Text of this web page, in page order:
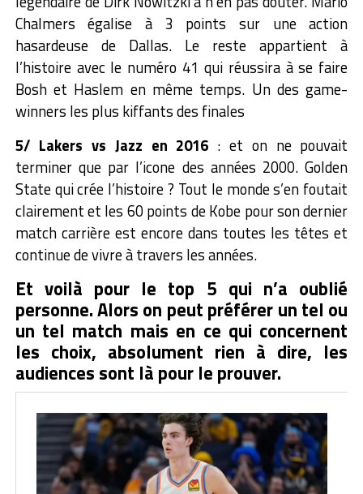
Chalmers égalise à 3 points sur une action
hasardeuse de Dallas. Le reste appartient à
l’histoire avec le numéro 41 qui réussira à se faire
Bosh et Haslem en même temps. Un des game-
winners les plus kiffants des finales
5/ Lakers vs Jazz en 2016 : et on ne pouvait
terminer que par l’icone des années 2000. Golden
State qui crée l’histoire ? Tout le monde s’en foutait
clairement et les 60 points de Kobe pour son dernier
match carrière est encore dans toutes les têtes et
continue de vivre à travers les années.
Et voilà pour le top 5 qui n’a oublié
personne. Alors on peut préférer un tel ou
un tel match mais en ce qui concernent
les choix, absolument rien à dire, les
audiences sont là pour le prouver.